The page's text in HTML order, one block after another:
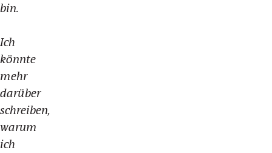
bin.
Ich
könnte
mehr
darüber
schreiben,
warum
ich